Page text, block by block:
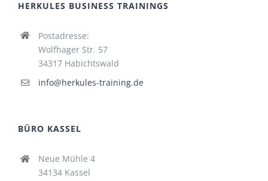
HERKULES BUSINESS TRAININGS
Postadresse:
Wolfhager Str. 57
34317 Habichtswald
info@herkules-training.de
BÜRO KASSEL
Neue Mühle 4
34134 Kassel